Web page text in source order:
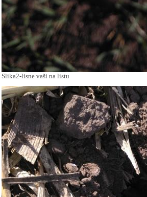
Slika2-lisne vaši na listu